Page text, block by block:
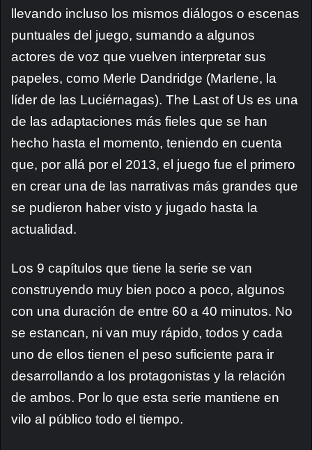
llevando incluso los mismos diálogos o escenas
puntuales del juego, sumando a algunos
actores de voz que vuelven interpretar sus
papeles, como Merle Dandridge (Marlene, la
líder de las Luciérnagas). The Last of Us es una
de las adaptaciones más fieles que se han
hecho hasta el momento, teniendo en cuenta
que, por allá por el 2013, el juego fue el primero
en crear una de las narrativas más grandes que
se pudieron haber visto y jugado hasta la
actualidad.
Los 9 capítulos que tiene la serie se van
construyendo muy bien poco a poco, algunos
con una duración de entre 60 a 40 minutos. No
se estancan, ni van muy rápido, todos y cada
uno de ellos tienen el peso suficiente para ir
desarrollando a los protagonistas y la relación
de ambos. Por lo que esta serie mantiene en
vilo al público todo el tiempo.